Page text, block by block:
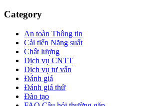
Category
An toàn Thông tin
Cải tiến Năng suất
Chất lượng
Dịch vụ CNTT
Dịch vụ tư vấn
Đánh giá
Đánh giá thử
Đào tạo